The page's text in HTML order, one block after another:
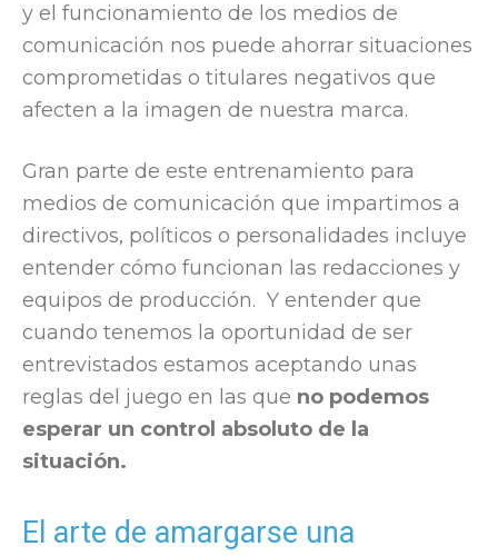
y el funcionamiento de los medios de
comunicación nos puede ahorrar situaciones
comprometidas o titulares negativos que
afecten a la imagen de nuestra marca.
Gran parte de este entrenamiento para
medios de comunicación que impartimos a
directivos, políticos o personalidades incluye
entender cómo funcionan las redacciones y
equipos de producción. Y entender que
cuando tenemos la oportunidad de ser
entrevistados estamos aceptando unas
reglas del juego en las que no podemos
esperar un control absoluto de la
situación.
El arte de amargarse una